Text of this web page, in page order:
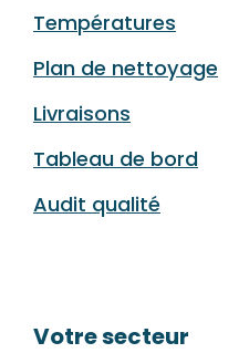
Températures
Plan de nettoyage
Livraisons
Tableau de bord
Audit qualité
Votre secteur